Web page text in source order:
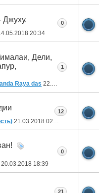
20:34
0
Дели,
Raya das 22.04.2018
1
21.03.2018 02:30
12
20.03.2018 18:39
0
21